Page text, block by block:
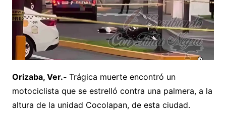
Orizaba, Ver.- Trágica muerte encontró un
motociclista que se estrelló contra una palmera, a la
altura de la unidad Cocolapan, de esta ciudad.